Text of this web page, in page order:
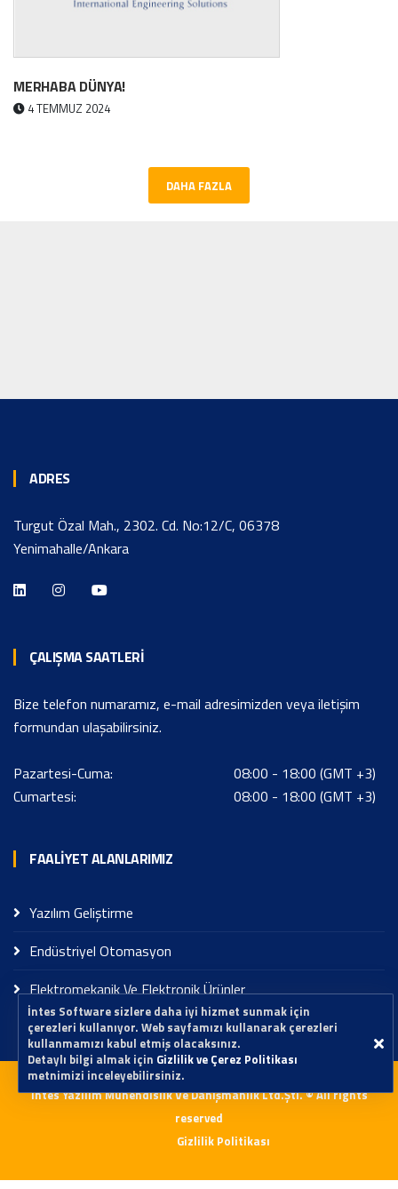
MERHABA DÜNYA!
4 TEMMUZ 2024
DAHA FAZLA
ADRES
Turgut Özal Mah., 2302. Cd. No:12/C, 06378
Yenimahalle/Ankara
ÇALIŞMA SAATLERI
Bize telefon numaramız, e-mail adresimizden veya iletişim
formundan ulaşabilirsiniz.
Pazartesi-Cuma:
08:00 - 18:00 (GMT +3)
Cumartesi:
08:00 - 18:00 (GMT +3)
FAALIYET ALANLARIMIZ
Yazılım Geliştirme
Endüstriyel Otomasyon
Elektromekanik Ve Elektronik Ürünler
İntes Yazılım Mühendislik Ve Danışmanlık Ltd.Şti. © All rights
reserved
Gizlilik Politikası
İntes Software sizlere daha iyi hizmet sunmak için
çerezleri kullanıyor. Web sayfamızı kullanarak çerezleri
kullanmamızı kabul etmiş olacaksınız.
Detaylı bilgi almak için Gizlilik ve Çerez Politikası
metnimizi inceleyebilirsiniz.